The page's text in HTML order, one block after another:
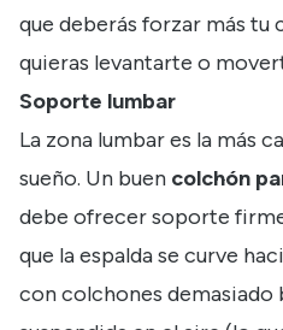
que deberás forzar más tu
quieras levantarte o
Soporte lumbar
La zona lumbar es la más
sueño. Un buen colchón
debe ofrecer soporte
que la espalda se curve
con colchones demasiado